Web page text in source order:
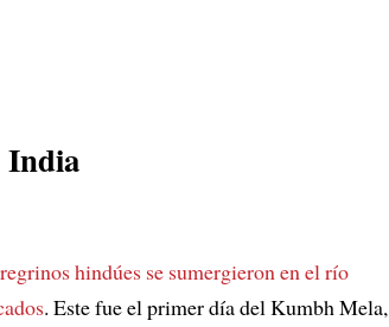
India
hindúes se sumergieron en el río
. Este fue el primer día del Kumbh Mela,